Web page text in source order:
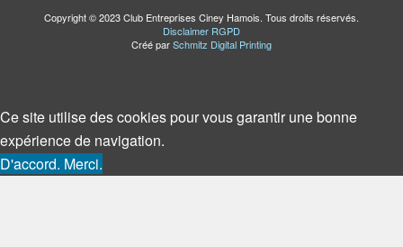
Copyright © 2023 Club Entreprises Ciney Hamois. Tous droits réservés.
Disclaimer RGPD
Créé parSchmitz Digital Printing
Ce site utilise des cookies pour vous garantir une bonne
expérience de navigation.
D'accord. Merci.